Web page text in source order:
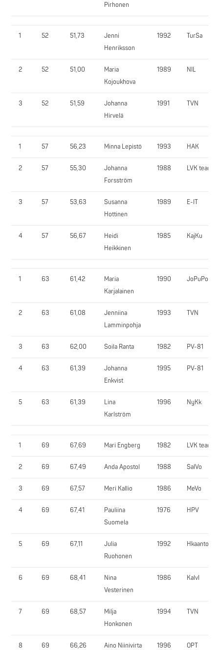
Pirhonen
1 52 51,73
Jenni
Henriksson
1992 TurSa
2 52 51,00
Maria
Kojoukhova
1989 NIL
3 52 51,59
Johanna
Hirvelä
1991 TVN
1 57 56,23 Minna Lepistö 1993 HAK
2 57 55,30
Johanna
Forsström
1988 LVK team
3 57 53,63
Susanna
Hottinen
1989 E-IT
4 57 56,67
Heidi
Heikkinen
1985 KajKu
1 63 61,42
Maria
Karjalainen
1990 JoPuPo
2 63 61,08
Jenniina
Lamminpohja
1993 TVN
3 63 62,00 Soila Ranta 1982 PV-81
4 63 61,39
Johanna
Enkvist
1995 PV-81
5 63 61,39
Lina
Karlström
1996 NyKk
1 69 67,69 Mari Engberg 1982 LVK team
2 69 67,49 Anda Apostol 1988 SalVo
3 69 67,57 Meri Kallio 1986 MeVo
4 69 67,41
Pauliina
Suomela
1976 HPV
5 69 67,11
Julia
Ruohonen
1992 Hkaanto
6 69 68,41
Nina
Vesterinen
1986 KalvI
7 69 68,57
Milja
Honkonen
1994 TVN
8 69 66,26 Aino Niinivirta 1996 OPT